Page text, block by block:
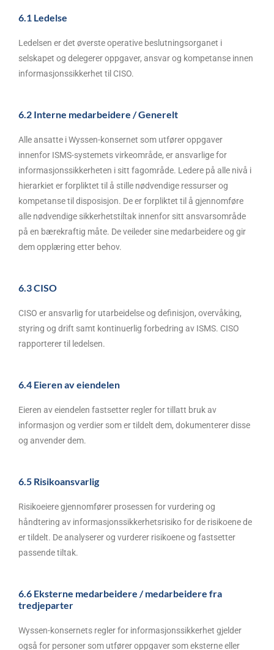
6.1 Ledelse
Ledelsen er det øverste operative beslutningsorganet i
selskapet og delegerer oppgaver, ansvar og kompetanse innen
informasjonssikkerhet til CISO.
6.2 Interne medarbeidere / Generelt
Alle ansatte i Wyssen-konsernet som utfører oppgaver
innenfor ISMS-systemets virkeområde, er ansvarlige for
informasjonssikkerheten i sitt fagområde. Ledere på alle nivå i
hierarkiet er forpliktet til å stille nødvendige ressurser og
kompetanse til disposisjon. De er forpliktet til å gjennomføre
alle nødvendige sikkerhetstiltak innenfor sitt ansvarsområde
på en bærekraftig måte. De veileder sine medarbeidere og gir
dem opplæring etter behov.
6.3 CISO
CISO er ansvarlig for utarbeidelse og definisjon, overvåking,
styring og drift samt kontinuerlig forbedring av ISMS. CISO
rapporterer til ledelsen.
6.4 Eieren av eiendelen
Eieren av eiendelen fastsetter regler for tillatt bruk av
informasjon og verdier som er tildelt dem, dokumenterer disse
og anvender dem.
6.5 Risikoansvarlig
Risikoeiere gjennomfører prosessen for vurdering og
håndtering av informasjonssikkerhetsrisiko for de risikoene de
er tildelt. De analyserer og vurderer risikoene og fastsetter
passende tiltak.
6.6 Eksterne medarbeidere / medarbeidere fra
tredjeparter
Wyssen-konsernets regler for informasjonssikkerhet gjelder
også for personer som utfører oppgaver som eksterne eller